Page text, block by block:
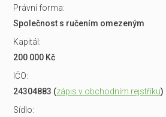
Právní forma:
Společnost s ručením omezeným
Kapitál:
200 000 Kč
IČO:
24304883 (zápis v obchodním rejstříku)
Sídlo: